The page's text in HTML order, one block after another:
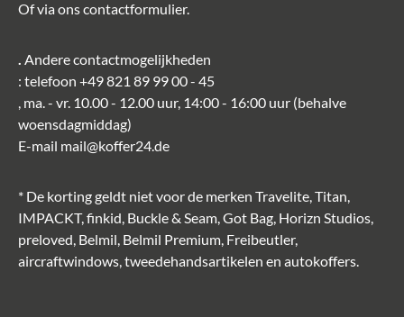
Of via onscontactformulier.
. Andere contactmogelijkheden
: telefoon +49 821 89 99 00 - 45
, ma. - vr. 10.00 - 12.00 uur, 14:00 - 16:00 uur (behalve
woensdagmiddag)
E-mail mail@koffer24.de
* De korting geldt niet voor de merken Travelite, Titan,
IMPACKT, finkid, Buckle & Seam, Got Bag, Horizn Studios,
preloved, Belmil, Belmil Premium, Freibeutler,
aircraftwindows, tweedehandsartikelen en autokoffers.